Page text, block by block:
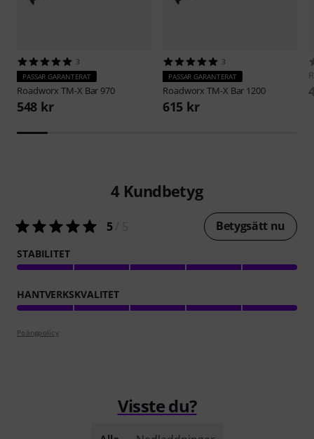
3
PASSAR GARANTERAT
RoadworxTM-X Bar 970
548 kr
3
PASSAR GARANTERAT
RoadworxTM-X Bar 1200
615 kr
4 Kundbetyg
5/ 5 Betygsätt nu
STABILITET
HANTVERKSKVALITET
Poängpolicy
Visste du?